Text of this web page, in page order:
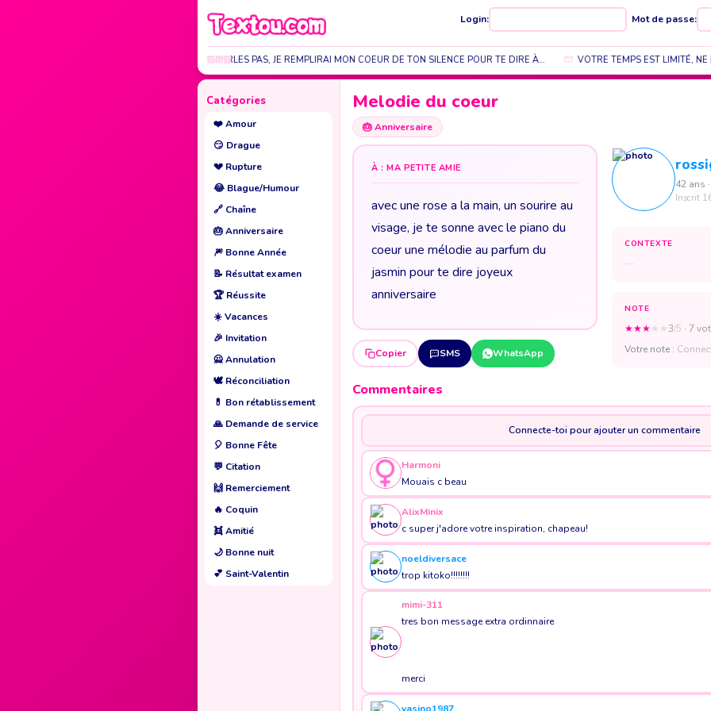
Login: Mot de passe:
SI TU NE ME PARLES PAS, JE REMPLIRAI MON COEUR DE TON SILENCE POUR TE DIRE À… VOTRE TEMPS EST LIMITÉ, NE
Catégories
❤️Amour
😏 Drague
💔 Rupture
😂 Blague/Humour
🔗 Chaîne
🎂Anniversaire
🎆 Bonne Année
📝 Résultat examen
🏆Réussite
☀️Vacances
🎉 Invitation
🙅Annulation
🕊️ Réconciliation
💊 Bon rétablissement
🙏 Demande de service
🎈 Bonne Fête
💬 Citation
🙌 Remerciement
🔥 Coquin
👯Amitié
🌙 Bonne nuit
💕 Saint-Valentin
Melodie du coeur
🎂Anniversaire
À : MA PETITE AMIE
avec une rose a la main, un sourire au
visage, je te sonne avec le piano du
coeur une mélodie au parfum du
jasmin pour te dire joyeux
anniversaire
Copier SMS WhatsApp
42 ans
Inscrit
CONTEXTE
—
NOTE
★★★★ ★3/5 · 7
Votre note :
Commentaires
Connecte-toi pour ajouter un commentaire
Harmoni
Mouais c beau
AlixMinix
c super j'adore votre inspiration, chapeau!
noeldiversace
trop kitoko!!!!!!!!
mimi-311
tres bon message extra ordinnaire
merci
yasino1987